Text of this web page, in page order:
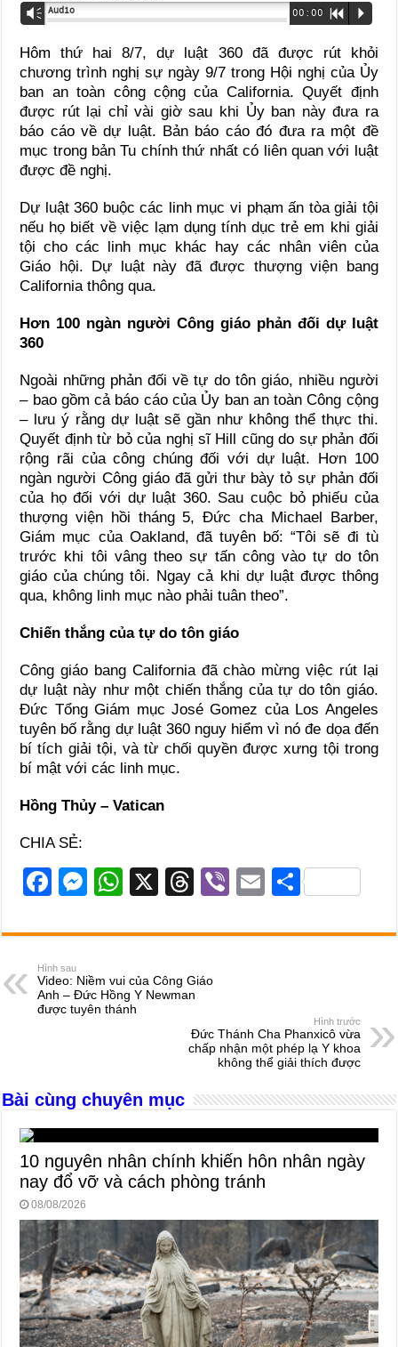
Vm Audio 00:00 R P
Hôm thứ hai 8/7, dự luật 360 đã được rút khỏi
chương trình nghị sự ngày 9/7 trong Hội nghị của Ủy
ban an toàn công cộng của California. Quyết định
được rút lại chỉ vài giờ sau khi Ủy ban này đưa ra
báo cáo về dự luật. Bản báo cáo đó đưa ra một đề
mục trong bản Tu chính thứ nhất có liên quan với luật
được đề nghị.
Dự luật 360 buộc các linh mục vi phạm ấn tòa giải tội
nếu họ biết về việc lạm dụng tính dục trẻ em khi giải
tội cho các linh mục khác hay các nhân viên của
Giáo hội. Dự luật này đã được thượng viện bang
California thông qua.
Hơn 100 ngàn người Công giáo phản đối dự luật
360
Ngoài những phản đối về tự do tôn giáo, nhiều người
– bao gồm cả báo cáo của Ủy ban an toàn Công cộng
– lưu ý rằng dự luật sẽ gần như không thể thực thi.
Quyết định từ bỏ của nghị sĩ Hill cũng do sự phản đối
rộng rãi của công chúng đối với dự luật. Hơn 100
ngàn người Công giáo đã gửi thư bày tỏ sự phản đối
của họ đối với dự luật 360. Sau cuộc bỏ phiếu của
thượng viện hồi tháng 5, Đức cha Michael Barber,
Giám mục của Oakland, đã tuyên bố: “Tôi sẽ đi tù
trước khi tôi vâng theo sự tấn công vào tự do tôn
giáo của chúng tôi. Ngay cả khi dự luật được thông
qua, không linh mục nào phải tuân theo”.
Chiến thắng của tự do tôn giáo
Công giáo bang California đã chào mừng việc rút lại
dự luật này như một chiến thắng của tự do tôn giáo.
Đức Tổng Giám mục José Gomez của Los Angeles
tuyên bố rằng dự luật 360 nguy hiểm vì nó đe dọa đến
bí tích giải tội, và từ chối quyền được xưng tội trong
bí mật với các linh mục.
Hồng Thủy – Vatican
CHIA SẺ:
F
c
e
b
o
M
ss
e
n
g
W
at
A
p
X
T
e
d
s
Vi
er
E
ail
S
ar
Hình sau
Video: Niềm vui của Công Giáo
Anh – Đức Hồng Y Newman
được tuyên thánh
Hình trước
Đức Thánh Cha Phanxicô vừa
chấp nhận một phép lạ Y khoa
không thể giải thích được
Bài cùng chuyên mục
10 nguyên nhân chính khiến hôn nhân ngày
nay đổ vỡ và cách phòng tránh
08/08/2026